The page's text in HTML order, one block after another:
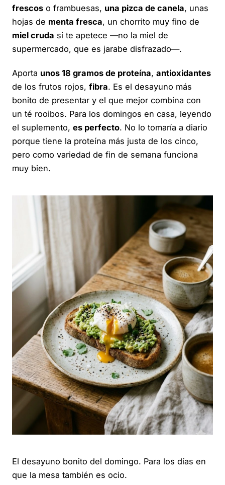
frescos o frambuesas, una pizca de canela, unas
hojas de menta fresca, un chorrito muy fino de
miel cruda si te apetece —no la miel de
supermercado, que es jarabe disfrazado—.
Aporta unos 18 gramos de proteína, antioxidantes
de los frutos rojos, fibra. Es el desayuno más
bonito de presentar y el que mejor combina con
un té rooibos. Para los domingos en casa, leyendo
el suplemento, es perfecto. No lo tomaría a diario
porque tiene la proteína más justa de los cinco,
pero como variedad de fin de semana funciona
muy bien.
El desayuno bonito del domingo. Para los días en
que la mesa también es ocio.